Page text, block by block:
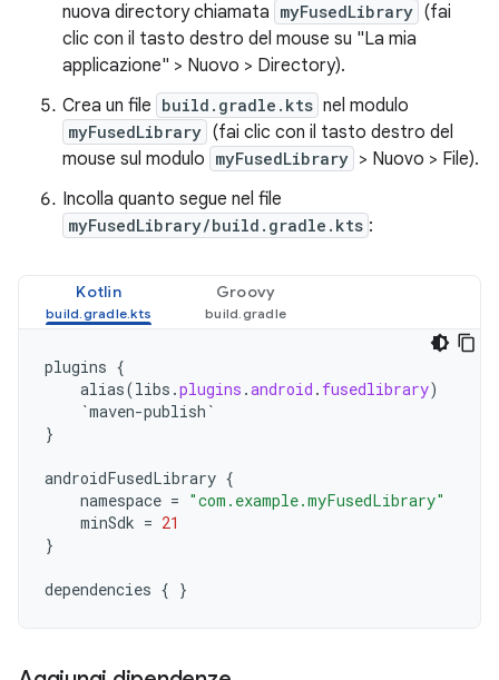
nuova directory chiamata myFusedLibrary (fai
clic con il tasto destro del mouse su "La mia
applicazione" > Nuovo > Directory).
Crea un file build.gradle.kts nel modulo
myFusedLibrary (fai clic con il tasto destro del
mouse sul modulo myFusedLibrary > Nuovo > File).
Incolla quanto segue nel file
myFusedLibrary/build.gradle.kts :
Kotlin Groovy
plugins {
alias(libs .plugins .android . fusedlibrary)
`maven-publish`
}
androidFusedLibrary {
namespace = "com.example.myFusedLibrary"
minSdk = 21
}
dependencies { }